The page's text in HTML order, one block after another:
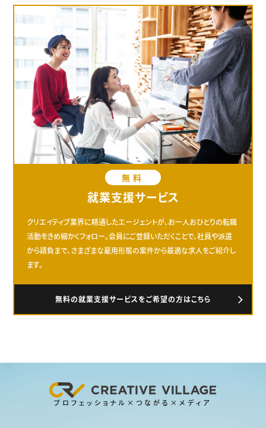
無料
就業支援サービス
クリエイティブ業界に精通したエージェントが、お一人おひとりの転職
活動をきめ細かくフォロー。会員にご登録いただくことで、社員や派遣
から請負まで、さまざまな雇用形態の案件から最適な求人をご紹介し
ます。
無料の就業支援サービスをご希望の方はこちら
プロフェッショナル×つながる×メディア